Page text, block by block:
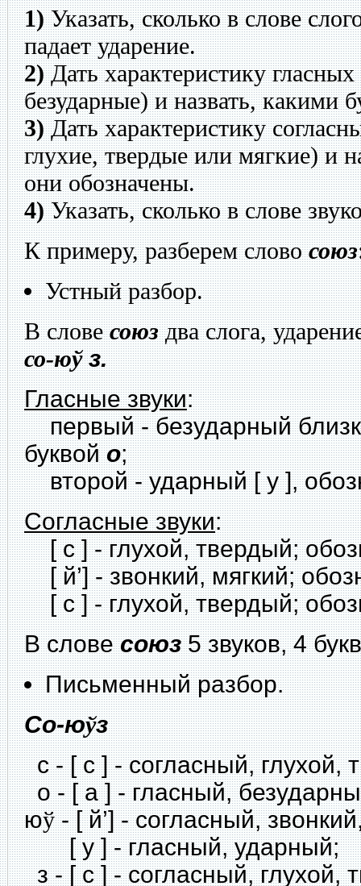
1)Указать, сколько в слове
падает ударение.
2)Дать характеристику
безударные) и назвать, какими
3)Дать характеристику
глухие, твердые или мягкие) и
они обозначены.
4)Указать, сколько в слове
К примеру, разберем словосоюз
Устный разбор.
В словесоюздва слога,
со-юўз.
Гласные звуки:
первый - безударный
буквойо;
второй - ударный [ у ],
Согласные звуки:
[ с ] - глухой, твердый;
[ й’] - звонкий, мягкий;
[ с ] - глухой, твердый;
В словесоюз5 звуков, 4
Письменный разбор.
Со-юўз
с - [ с ] - согласный, глухой,
о - [ а ] - гласный,
юў- [ й’] - согласный,
[ у ] - гласный, ударный;
з - [ с ] - согласный, глухой,